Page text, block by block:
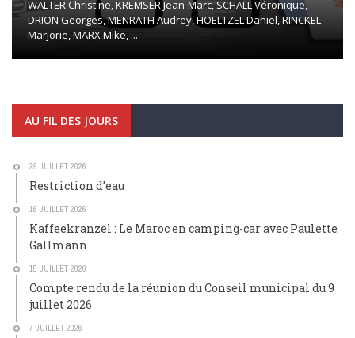
WALTER Christine, KREMSER Jean-Marc, SCHALL Véronique,
DRION Georges, MENRATH Audrey, HOELTZEL Daniel, RINCKEL
Marjorie, MARX Mike, ...
AU FIL DES JOURS
29 JUILLET 2026
Restriction d’eau
16 JUILLET 2026
Kaffeekranzel : Le Maroc en camping-car avec Paulette
Gallmann
15 JUILLET 2026
Compte rendu de la réunion du Conseil municipal du 9
juillet 2026
7 JUILLET 2026